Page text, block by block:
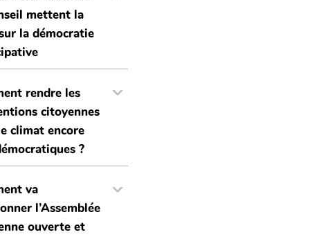
mettent la
la démocratie
rendre les
citoyennes
climat encore
?
va
l’Assemblée
ouverte et